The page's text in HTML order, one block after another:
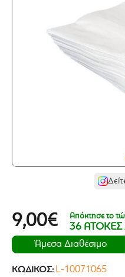
9,00€ Απόκτησε το
36 ΑΤΟΚΕΣ
Άμεσα Διαθέσιμο
ΚΩΔΙΚΌΣ: L-10071065